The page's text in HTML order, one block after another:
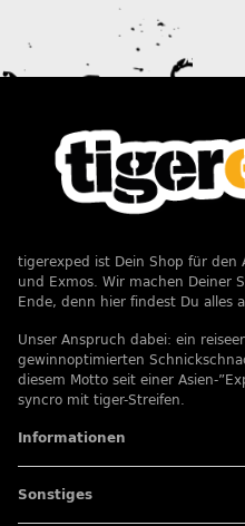
tigerexped ist Dein Shop für den
und Exmos. Wir machen Deiner
Ende, denn hier findest Du alles
Unser Anspruch dabei: ein
gewinnoptimierten
diesem Motto seit einer Asien-
syncro mit tiger-Streifen.
Informationen
Sonstiges